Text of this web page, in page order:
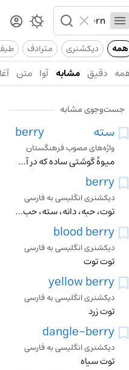
همه دیکشنری مترادف
دقیق مشابه آوا متن
جست‌وجوی مشابه
سته berry
واژه‌های مصوب فرهنگستان
میوۀ گوشتی ساده که در آن مرز مشخصی بین میان‌بَر و درون‌بَر وجود ندارد
berry
دیکشنری انگلیسی به فارسی
توت، حبه، دانه، سته، حب، تخم ماهی، میوه توتی، کوبیدن، دانهای شدن، توت جمع کردن، توت دادن، بشکل توت شدن
blood berry
دیکشنری انگلیسی به فارسی
توت توت
yellow berry
دیکشنری انگلیسی به فارسی
توت زرد
dangle-berry
دیکشنری انگلیسی به فارسی
توت سیاه